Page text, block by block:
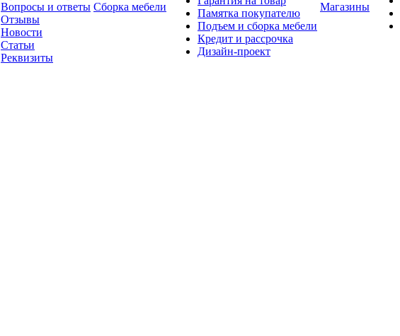
Вопросы и ответы
Отзывы
Новости
Статьи
Реквизиты
Сборка мебели
Памятка покупателю
Подъем и сборка мебели
Кредит и рассрочка
Дизайн-проект
Магазины